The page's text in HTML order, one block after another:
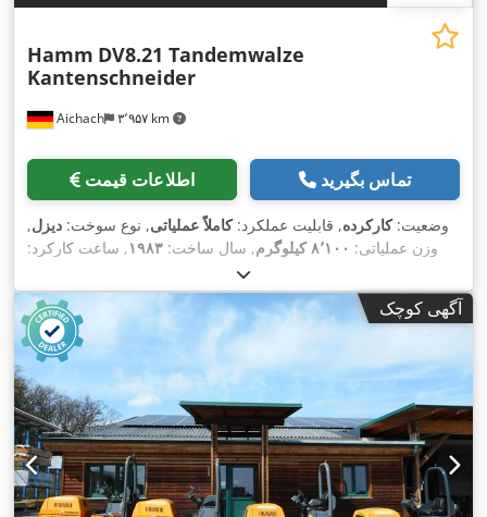
Aichach ۳٬۹۵۷ km
Hamm DV8.21 Tandemwalze
Kantenschneider
اطلاعات قیمت تماس بگیرید
وضعیت:کارکرده, قابلیت عملکرد:کاملاً عملیاتی, نوع سوخت: دیزل,
وزن عملیاتی: ۸٬۱۰۰ کیلوگرم , سال ساخت: ۱۹۸۳, ساعت کارکرد:
آگهی کوچک